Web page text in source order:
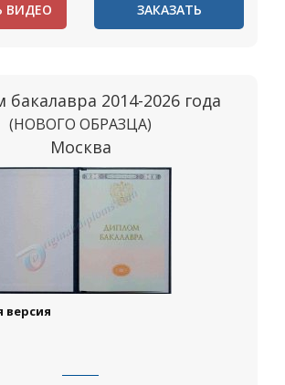
ВИДЕО ЗАКАЗАТЬ
2014-2026 года
(НОВОГО ОБРАЗЦА)
Москва
версия